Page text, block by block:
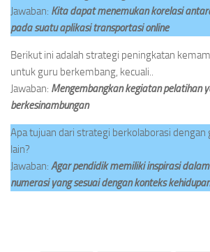
Jawaban: Kita dapat menemukan korelasi
pada suatu aplikasi transportasi online
Berikut ini adalah strategi peningkatan
untuk guru berkembang, kecuali..
Jawaban: Mengembangkan kegiatan pelatihan
berkesinambungan
Apa tujuan dari strategi berkolaborasi dengan
lain?
Jawaban: Agar pendidik memiliki inspirasi
numerasi yang sesuai dengan konteks